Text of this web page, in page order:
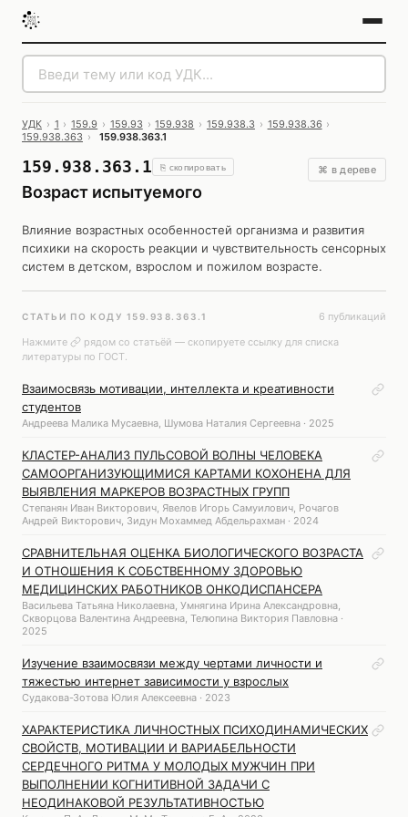
УДК › 1 › 159.9 › 159.93 › 159.938 › 159.938.3 › 159.938.36 ›
159.938.363 › 159.938.363.1
159.938.363.1 ⎘ скопировать
Возраст испытуемого
⌘ в дереве
Влияние возрастных особенностей организма и развития
психики на скорость реакции и чувствительность сенсорных
систем в детском, взрослом и пожилом возрасте.
СТАТЬИ ПО КОДУ 159.938.363.1
6 публикаций
Нажмите
рядом со статьёй — скопируете ссылку для списка
литературы по ГОСТ.
Взаимосвязь мотивации, интеллекта и креативности
студентов
Андреева Малика Мусаевна, Шумова Наталия Сергеевна · 2025
КЛАСТЕР-АНАЛИЗ ПУЛЬСОВОЙ ВОЛНЫ ЧЕЛОВЕКА
САМООРГАНИЗУЮЩИМИСЯ КАРТАМИ КОХОНЕНА ДЛЯ
ВЫЯВЛЕНИЯ МАРКЕРОВ ВОЗРАСТНЫХ ГРУПП
Степанян Иван Викторович, Явелов Игорь Самуилович, Рочагов
Андрей Викторович, Зидун Мохаммед Абдельрахман · 2024
СРАВНИТЕЛЬНАЯ ОЦЕНКА БИОЛОГИЧЕСКОГО ВОЗРАСТА
И ОТНОШЕНИЯ К СОБСТВЕННОМУ ЗДОРОВЬЮ
МЕДИЦИНСКИХ РАБОТНИКОВ ОНКОДИСПАНСЕРА
Васильева Татьяна Николаевна, Умнягина Ирина Александровна,
Скворцова Валентина Андреевна, Телюпина Виктория Павловна ·
2025
Изучение взаимосвязи между чертами личности и
тяжестью интернет зависимости у взрослых
Судакова-Зотова Юлия Алексеевна · 2023
ХАРАКТЕРИСТИКА ЛИЧНОСТНЫХ ПСИХОДИНАМИЧЕСКИХ
СВОЙСТВ, МОТИВАЦИИ И ВАРИАБЕЛЬНОСТИ
СЕРДЕЧНОГО РИТМА У МОЛОДЫХ МУЖЧИН ПРИ
ВЫПОЛНЕНИИ КОГНИТИВНОЙ ЗАДАЧИ С
НЕОДИНАКОВОЙ РЕЗУЛЬТАТИВНОСТЬЮ